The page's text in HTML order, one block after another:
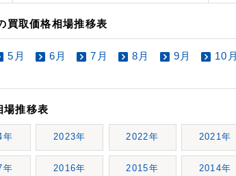
買取価格相場推移表
5月 6月 7月 8月 9月 10月
場推移表
年 2023年 2022年 2021年
年 2016年 2015年 2014年